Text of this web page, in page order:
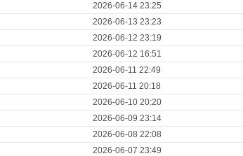
2026-06-14 23:25
2026-06-13 23:23
2026-06-12 23:19
2026-06-12 16:51
2026-06-11 22:49
2026-06-11 20:18
2026-06-10 20:20
2026-06-09 23:14
2026-06-08 22:08
2026-06-07 23:49